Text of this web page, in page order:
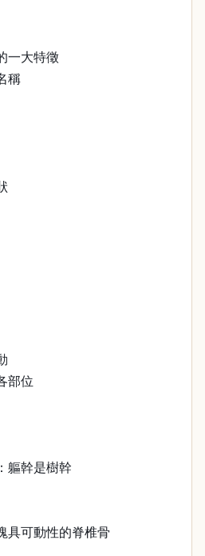
一大特徵
稱
部位
軀幹是樹幹
具可動性的脊椎骨